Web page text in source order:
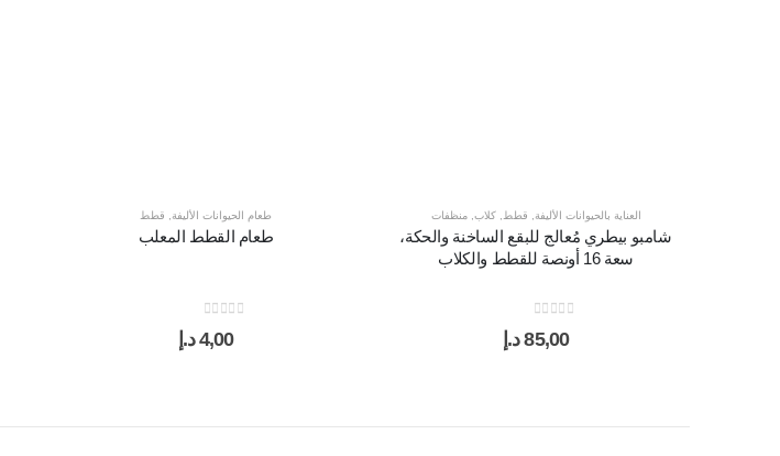
العناية بالحيوانات الأليفة, قطط,كلاب,منظفات
شامبو بيطري مُعالج للبقع الساخنة والحكة،
سعة 16 أونصة للقطط والكلاب
85,00 د.إ
طعام الحيوانات الأليفة, قطط
طعام القطط المعلب
4,00 د.إ